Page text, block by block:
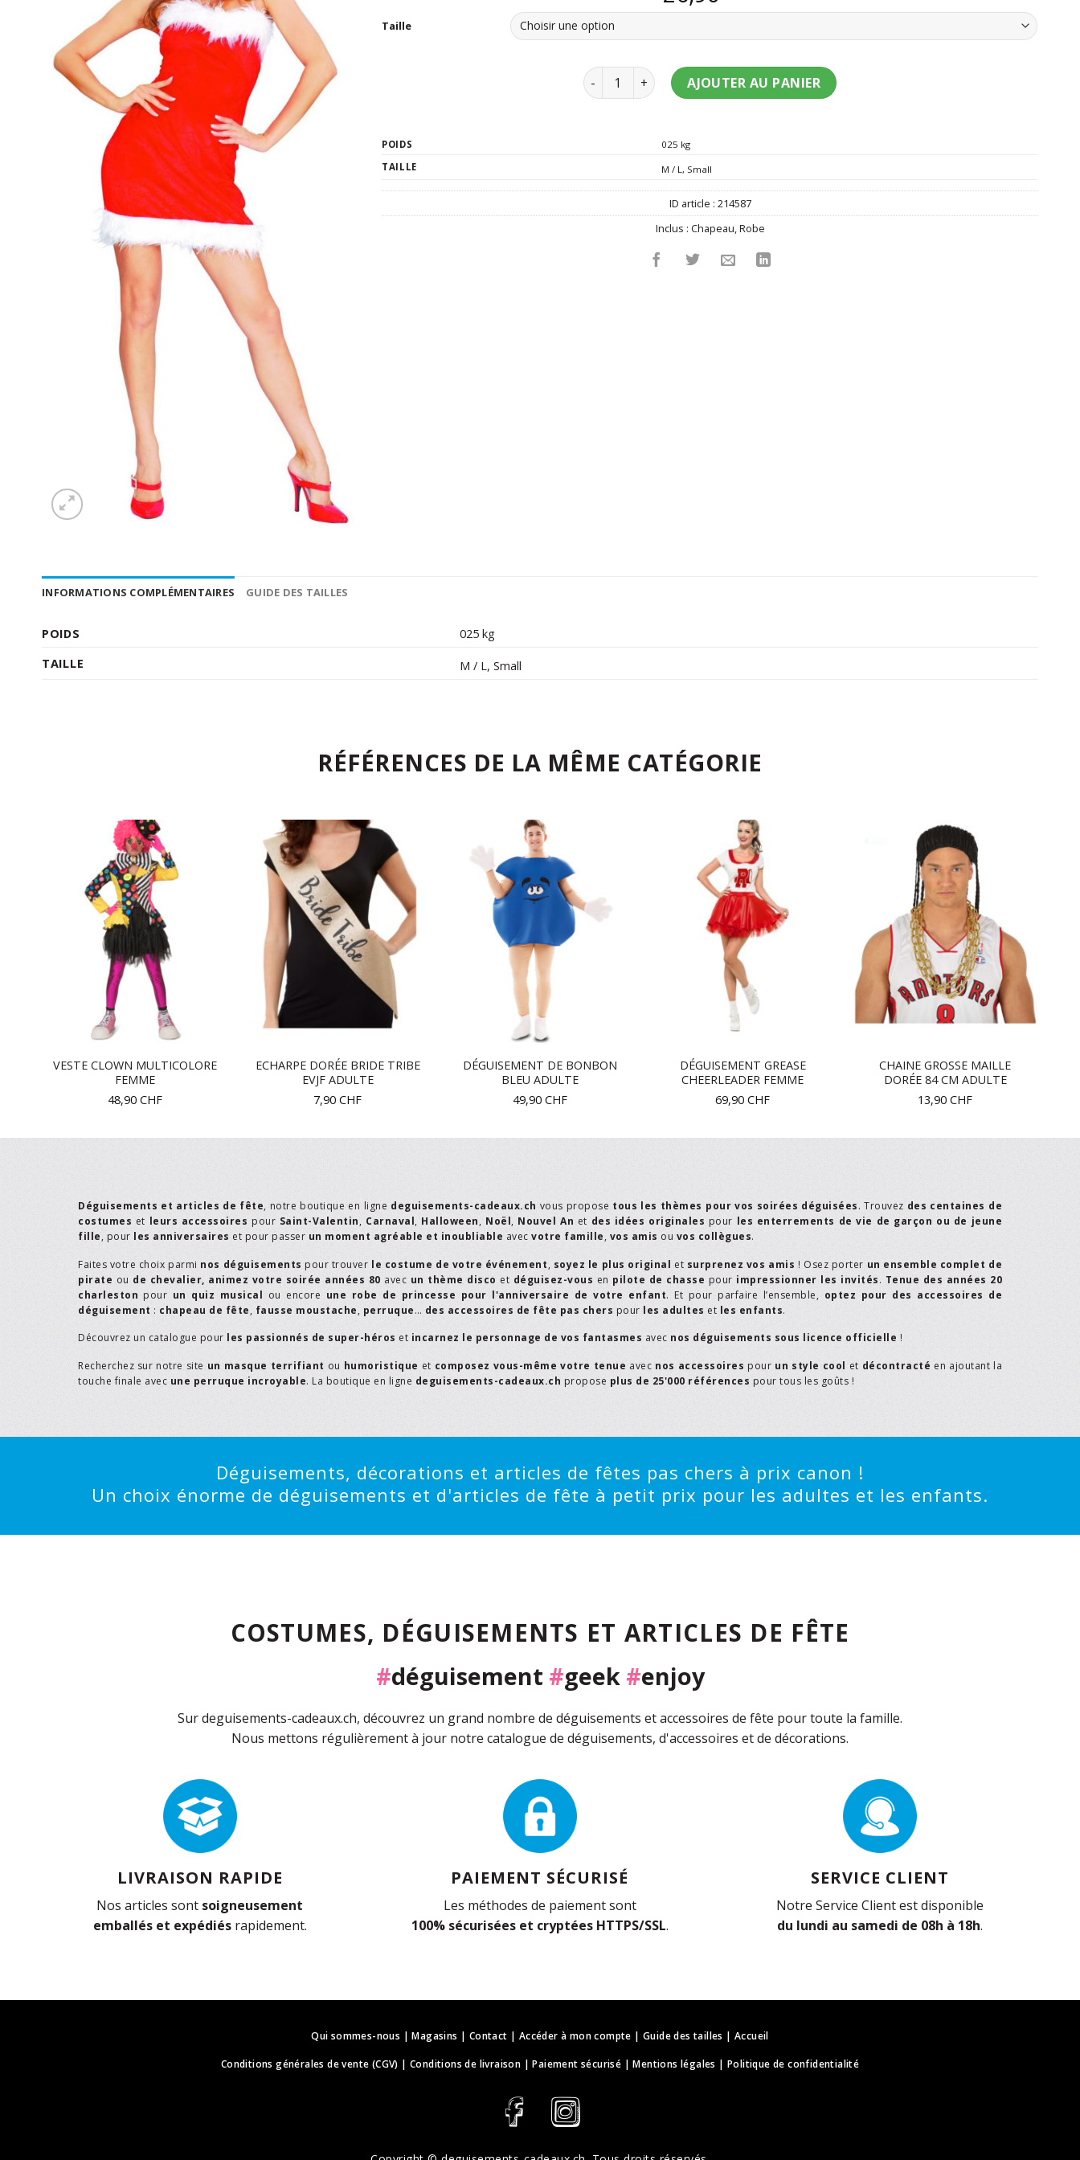
Taille
quantité de Déguisement mère noël sexy effet velours femme
AJOUTER AU PANIER
POIDS
025 kg
TAILLE
M / L , Small
ID article : 214587
Inclus : Chapeau,Robe
INFORMATIONS COMPLÉMENTAIRES GUIDE DES TAILLES
POIDS
025 kg
TAILLE
M / L ,Small
RÉFÉRENCES DE LA MÊME CATÉGORIE
VESTE CLOWN MULTICOLORE
FEMME
48,90 CHF
ECHARPE DORÉE BRIDE TRIBE
EVJF ADULTE
7,90 CHF
DÉGUISEMENT DE BONBON
BLEU ADULTE
49,90 CHF
DÉGUISEMENT GREASE
CHEERLEADER FEMME
69,90 CHF
CHAINE GROSSE MAILLE
DORÉE 84 CM ADULTE
13,90 CHF
Déguisements et articles de fête, notre boutique en ligne deguisements-cadeaux.ch vous propose tous les thèmes pour vos soirées déguisées. Trouvez des centaines de
costumes et leurs accessoires pour Saint-Valentin, Carnaval, Halloween, Noël, Nouvel An et des idées originales pour les enterrements de vie de garçon ou de jeune
fille, pour les anniversaires et pour passer un moment agréable et inoubliable avec votre famille, vos amis ou vos collègues.
Faites votre choix parmi nos déguisements pour trouver le costume de votre événement, soyez le plus original et surprenez vos amis ! Osez porter un ensemble complet de
pirate ou de chevalier, animez votre soirée années 80 avec un thème disco et déguisez-vous en pilote de chasse pour impressionner les invités. Tenue des années 20
charleston pour un quiz musical ou encore une robe de princesse pour l'anniversaire de votre enfant. Et pour parfaire l’ensemble, optez pour des accessoires de
déguisement : chapeau de fête, fausse moustache, perruque… des accessoires de fête pas chers pour les adultes et les enfants.
Découvrez un catalogue pour les passionnés de super-héros et incarnez le personnage de vos fantasmes avec nos déguisements sous licence officielle !
Recherchez sur notre site un masque terrifiant ou humoristique et composez vous-même votre tenue avec nos accessoires pour un style cool et décontracté en ajoutant la
touche finale avec une perruque incroyable. La boutique en ligne deguisements-cadeaux.ch propose plus de 25'000 références pour tous les goûts !
Déguisements, décorations et articles de fêtes pas chers à prix canon !
Un choix énorme de déguisements et d'articles de fête à petit prix pour les adultes et les enfants.
COSTUMES, DÉGUISEMENTS ET ARTICLES DE FÊTE
#déguisement #geek #enjoy
Sur deguisements-cadeaux.ch, découvrez un grand nombre de déguisements et accessoires de fête pour toute la famille.
Nous mettons régulièrement à jour notre catalogue de déguisements, d'accessoires et de décorations.
LIVRAISON RAPIDE
Nos articles sont soigneusement
emballés et expédiésrapidement.
PAIEMENT SÉCURISÉ
Les méthodes de paiement sont
100% sécurisées et cryptées HTTPS/SSL.
SERVICE CLIENT
Notre Service Client est disponible
du lundi au samedi de 08h à 18h.
Qui sommes-nous |Magasins | Contact | Accéder à mon compte |Guide des tailles |Accueil
Conditions générales de vente (CGV) | Conditions de livraison |Paiement sécurisé |Mentions légales |Politique de confidentialité